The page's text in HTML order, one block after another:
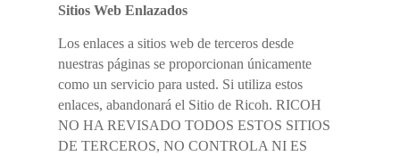
Sitios Web Enlazados
Los enlaces a sitios web de terceros desde
nuestras páginas se proporcionan únicamente
como un servicio para usted. Si utiliza estos
enlaces, abandonará el Sitio de Ricoh. RICOH
NO HA REVISADO TODOS ESTOS SITIOS
DE TERCEROS, NO CONTROLA NI ES